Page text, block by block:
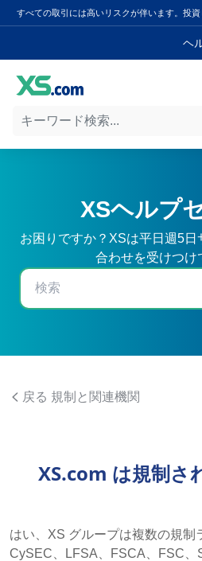
すべての取引には高いリスクが伴います。投
ヘ
XSヘルプ
お困りですか？XSは平日週5
合わせを受けつけ
戻る 規制と関連機関
XS.com は規制さ
はい、XS グループは複数の規制
CySEC、LFSA、FSCA、FSC、